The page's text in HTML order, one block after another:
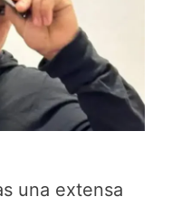
una extensa